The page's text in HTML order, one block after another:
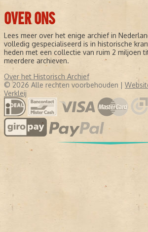
OVER ONS
Lees meer over het enige archief in
volledig gespecialiseerd is in historische
heden met een collectie van ruim 2 miljoen
meerdere archieven.
Over het Historisch Archief
© 2026 Alle rechten voorbehouden |
Verkleij